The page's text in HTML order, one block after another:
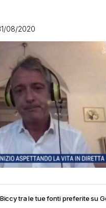
08/2020
tra le tue fonti preferite su